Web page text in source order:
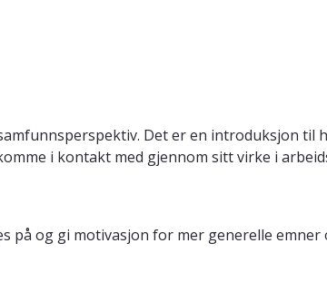
Det er en introduksjon til
i kontakt med gjennom sitt virke i
og gi motivasjon for mer generelle